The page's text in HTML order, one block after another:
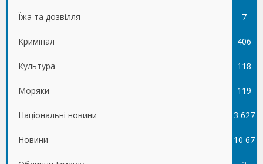
Їжа та дозвілля 7
Кримінал 406
Культура 118
Моряки 119
Національні новини 3 627
Новини 10 67